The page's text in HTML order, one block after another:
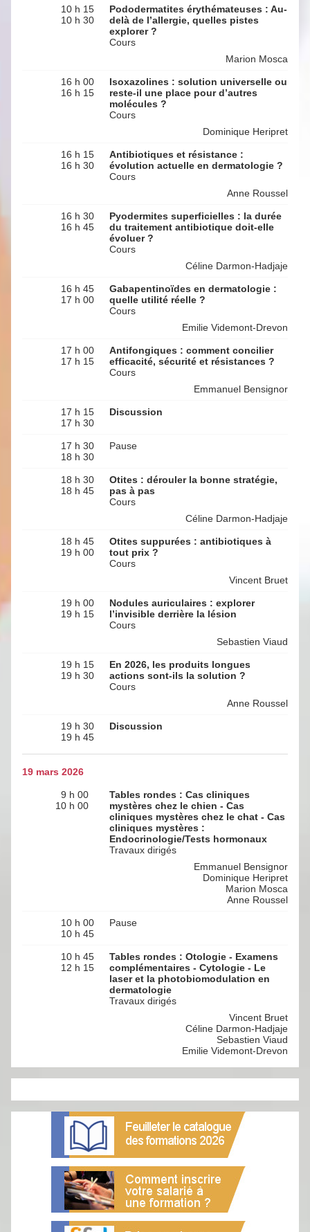
10 h 15
10 h 30
Pododermatites érythémateuses : Au-
delà de l’allergie, quelles pistes
explorer ?
Cours
Marion Mosca
16 h 00
16 h 15
Isoxazolines : solution universelle ou
reste-il une place pour d’autres
molécules ?
Cours
Dominique Heripret
16 h 15
16 h 30
Antibiotiques et résistance :
évolution actuelle en dermatologie ?
Cours
Anne Roussel
16 h 30
16 h 45
Pyodermites superficielles : la durée
du traitement antibiotique doit-elle
évoluer ?
Cours
Céline Darmon-Hadjaje
16 h 45
17 h 00
Gabapentinoïdes en dermatologie :
quelle utilité réelle ?
Cours
Emilie Videmont-Drevon
17 h 00
17 h 15
Antifongiques : comment concilier
efficacité, sécurité et résistances ?
Cours
Emmanuel Bensignor
17 h 15
17 h 30
Discussion
17 h 30
18 h 30
Pause
18 h 30
18 h 45
Otites : dérouler la bonne stratégie,
pas à pas
Cours
Céline Darmon-Hadjaje
18 h 45
19 h 00
Otites suppurées : antibiotiques à
tout prix ?
Cours
Vincent Bruet
19 h 00
19 h 15
Nodules auriculaires : explorer
l’invisible derrière la lésion
Cours
Sebastien Viaud
19 h 15
19 h 30
En 2026, les produits longues
actions sont-ils la solution ?
Cours
Anne Roussel
19 h 30
19 h 45
Discussion
19 mars 2026
9 h 00
10 h 00
Tables rondes : Cas cliniques
mystères chez le chien - Cas
cliniques mystères chez le chat - Cas
cliniques mystères :
Endocrinologie/Tests hormonaux
Travaux dirigés
Emmanuel Bensignor
Dominique Heripret
Marion Mosca
Anne Roussel
10 h 00
10 h 45
Pause
10 h 45
12 h 15
Tables rondes : Otologie - Examens
complémentaires - Cytologie - Le
laser et la photobiomodulation en
dermatologie
Travaux dirigés
Vincent Bruet
Céline Darmon-Hadjaje
Sebastien Viaud
Emilie Videmont-Drevon